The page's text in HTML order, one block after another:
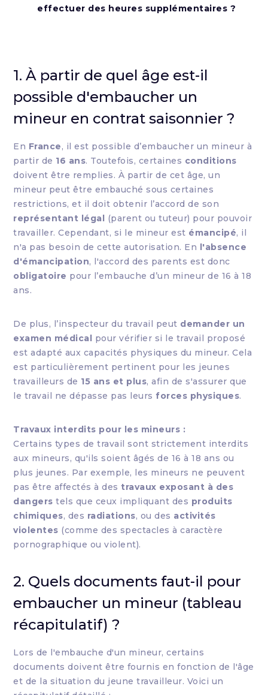
effectuer des heures supplémentaires ?
1. À partir de quel âge est-il
possible d'embaucher un
mineur en contrat saisonnier ?
En France, il est possible d’embaucher un mineur à
partir de 16 ans. Toutefois, certaines conditions
doivent être remplies. À partir de cet âge, un
mineur peut être embauché sous certaines
restrictions, et il doit obtenir l’accord de son
représentant légal (parent ou tuteur) pour pouvoir
travailler. Cependant, si le mineur est émancipé, il
n'a pas besoin de cette autorisation. En l'absence
d'émancipation, l'accord des parents est donc
obligatoire pour l’embauche d’un mineur de 16 à 18
ans.
De plus, l’inspecteur du travail peut demander un
examen médical pour vérifier si le travail proposé
est adapté aux capacités physiques du mineur. Cela
est particulièrement pertinent pour les jeunes
travailleurs de 15 ans et plus, afin de s'assurer que
le travail ne dépasse pas leurs forces physiques.
Travaux interdits pour les mineurs :
Certains types de travail sont strictement interdits
aux mineurs, qu'ils soient âgés de 16 à 18 ans ou
plus jeunes. Par exemple, les mineurs ne peuvent
pas être affectés à des travaux exposant à des
dangers tels que ceux impliquant des produits
chimiques, des radiations, ou des activités
violentes (comme des spectacles à caractère
pornographique ou violent).
2. Quels documents faut-il pour
embaucher un mineur (tableau
récapitulatif) ?
Lors de l'embauche d'un mineur, certains
documents doivent être fournis en fonction de l'âge
et de la situation du jeune travailleur. Voici un